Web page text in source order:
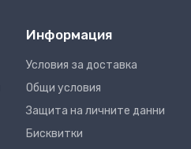
Информация
Условия за доставка
Общи условия
Защита на личните данни
Бисквитки